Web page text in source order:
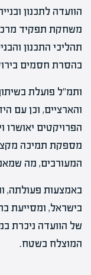
הוועדה לתכנון
משחקת תפקיד
תהליכי התכנון
בהסרת חסמים
ותמ"ל פועלת
והארציים, וכן עם
הפרויקטים יאושרו
מספקת תמיכה
המעורבים, מה
באמצעות פעולתה,
בישראל, ומסייעת
של הוועדה ניכרת
המוצלח בשטח.